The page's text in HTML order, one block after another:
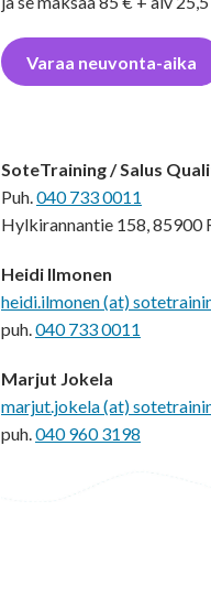
Varaa neuvonta-aika
SoteTraining / Salus
Puh.040 733 0011
Hylkirannantie 158, 85900
Heidi Ilmonen
heidi.ilmonen (at)
puh.040 733 0011
Marjut Jokela
marjut.jokela (at)
puh.040 960 3198